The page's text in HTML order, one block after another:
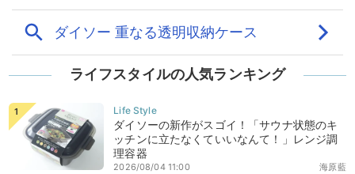
ライフスタイルの人気ランキング
ダイソーの新作がスゴイ！「サウナ状態のキ
ッチンに立たなくていいなんて！」レンジ調
理容器
海原藍
2026/08/04 11:00